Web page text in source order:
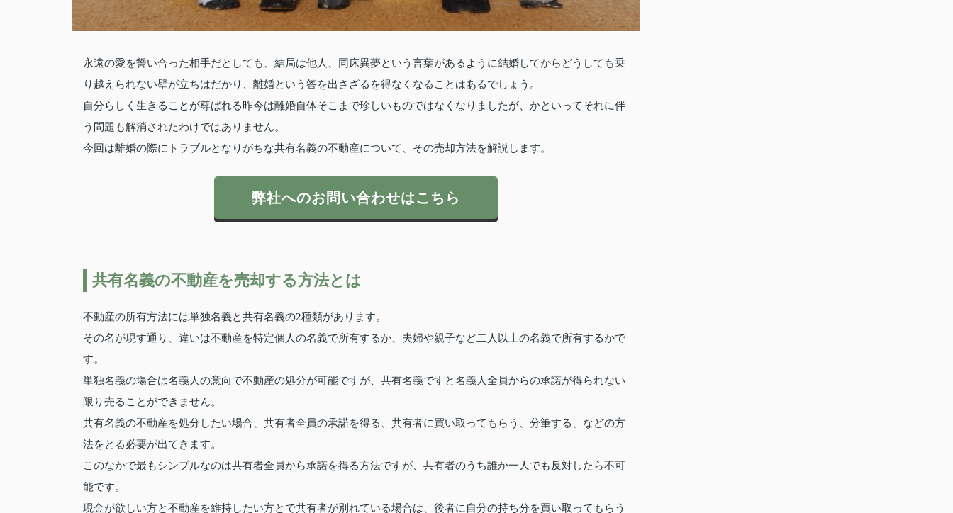
永遠の愛を誓い合った相手だとしても、結局は他人、同床異夢という言葉があるように結婚してからどうしても乗
り越えられない壁が立ちはだかり、離婚という答を出さざるを得なくなることはあるでしょう。
自分らしく生きることが尊ばれる昨今は離婚自体そこまで珍しいものではなくなりましたが、かといってそれに伴
う問題も解消されたわけではありません。
今回は離婚の際にトラブルとなりがちな共有名義の不動産について、その売却方法を解説します。
弊社へのお問い合わせはこちら
共有名義の不動産を売却する方法とは
不動産の所有方法には単独名義と共有名義の2種類があります。
その名が現す通り、違いは不動産を特定個人の名義で所有するか、夫婦や親子など二人以上の名義で所有するかで
す。
単独名義の場合は名義人の意向で不動産の処分が可能ですが、共有名義ですと名義人全員からの承諾が得られない
限り売ることができません。
共有名義の不動産を処分したい場合、共有者全員の承諾を得る、共有者に買い取ってもらう、分筆する、などの方
法をとる必要が出てきます。
このなかで最もシンプルなのは共有者全員から承諾を得る方法ですが、共有者のうち誰か一人でも反対したら不可
能です。
現金が欲しい方と不動産を維持したい方とで共有者が別れている場合は、後者に自分の持ち分を買い取ってもらう